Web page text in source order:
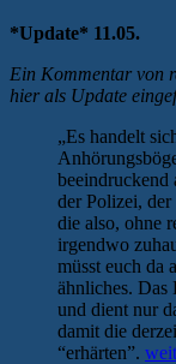
*Update* 11.05.
Ein Kommentar von
hier als Update
„Es handelt
beeindruckend
der Polizei,
die also, ohne
irgendwo
müsst euch da
ähnliches.
und dient nur
damit die
“erhärten”.